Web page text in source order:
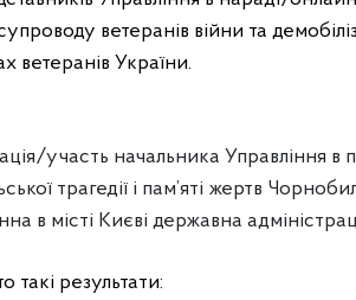
супроводу ветеранів війни та
ветеранів України.
участь начальника Управління
трагедії і пам’яті жертв
в місті Києві державна
такі результати: